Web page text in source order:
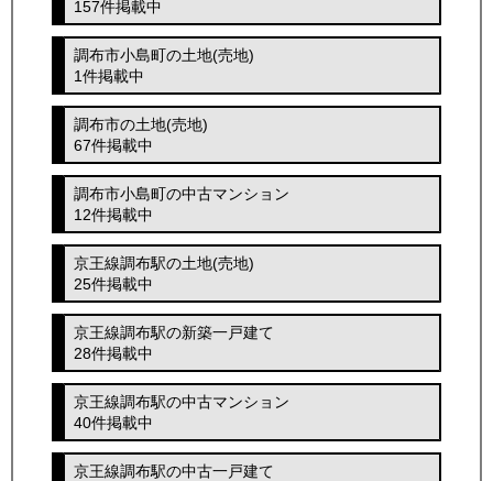
157件掲載中
調布市小島町の土地(売地)
1件掲載中
調布市の土地(売地)
67件掲載中
調布市小島町の中古マンション
12件掲載中
京王線調布駅の土地(売地)
25件掲載中
京王線調布駅の新築一戸建て
28件掲載中
京王線調布駅の中古マンション
40件掲載中
京王線調布駅の中古一戸建て